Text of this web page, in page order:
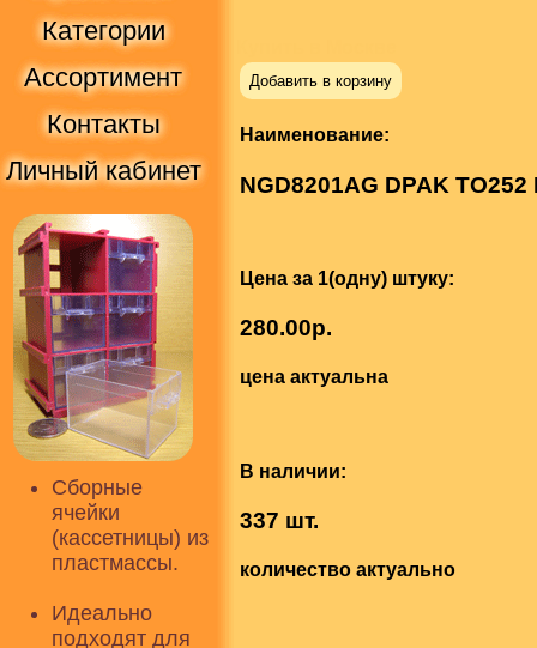
Категории
Ассортимент
Контакты
Личный кабинет
Сборные
ячейки
(кассетницы) из
пластмассы.
Идеально
подходят для
Добавить в корзину
Наименование:
NGD8201AG DPAK
Цена за 1(одну) штуку:
280.00р.
цена актуальна
В наличии:
337 шт.
количество актуально